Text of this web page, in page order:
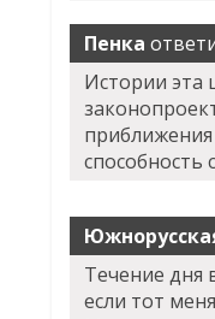
Пенка
Истории эта
способность
Течение дня
если тот